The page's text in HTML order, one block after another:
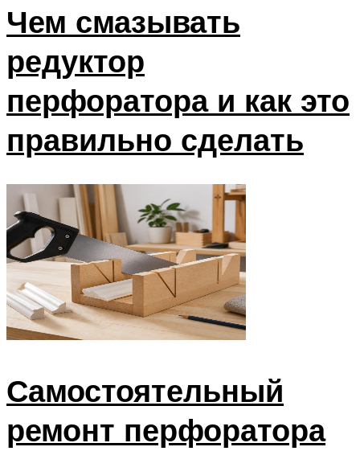
Чем смазывать
редуктор
перфоратора и как это
правильно сделать
Самостоятельный
ремонт перфоратора